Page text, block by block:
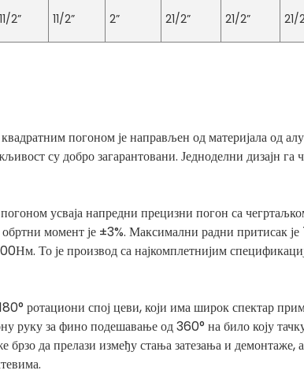
11/2” 11/2” 2” 21/2” 21/2” 21/
погоном је направљен од материјала од
су добро загарантовани. Једноделни дизајн
усваја напредни прецизни погон са
обртни момент је ±3%. Максимални радни притисак
То је производ са најкомплетнијим
ротациони спој цеви, који има широк спектар
руку за фино подешавање од 360° на било коју
да прелази између стања затезања и демонтаже,